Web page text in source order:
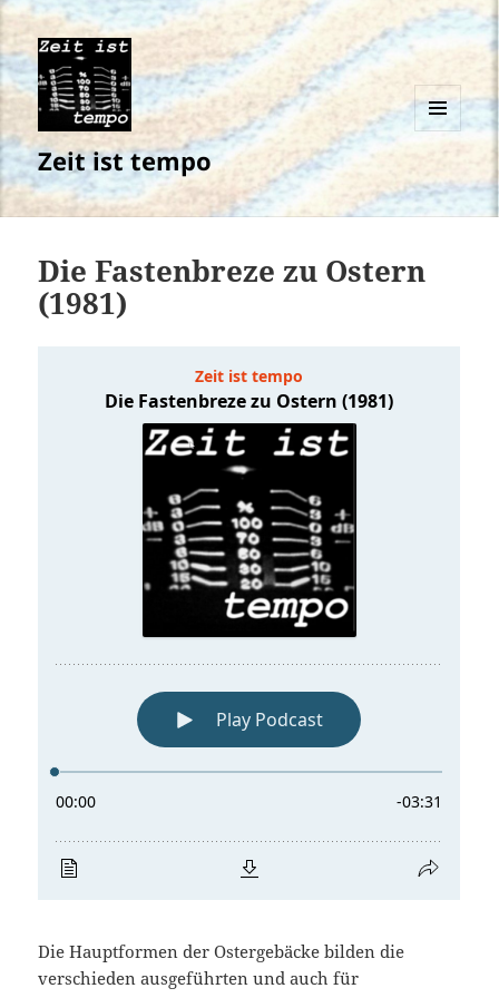
Zeit ist tempo
MENÜ
WIDGETS
Die Fastenbreze zu Ostern
(1981)
Die Hauptformen der Ostergebäcke bilden die
verschieden ausgeführten und auch für